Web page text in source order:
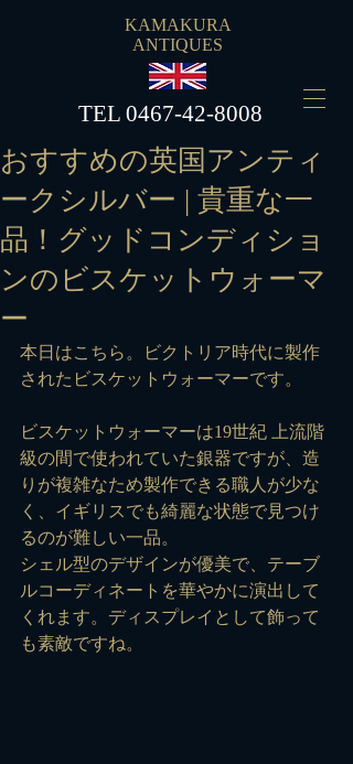
KAMAKURA
ANTIQUES
​TEL 0467-42-8008
おすすめの英国アンティ
ークシルバー | 貴重な一
品！グッドコンディショ
ンのビスケットウォーマ
ー
本日はこちら。ビクトリア時代に製作
されたビスケットウォーマーです。
ビスケットウォーマーは19世紀 上流階
級の間で使われていた銀器ですが、造
りが複雑なため製作できる職人が少な
く、イギリスでも綺麗な状態で見つけ
るのが難しい一品。
シェル型のデザインが優美で、テーブ
ルコーディネートを華やかに演出して
くれます。ディスプレイとして飾って
も素敵ですね。